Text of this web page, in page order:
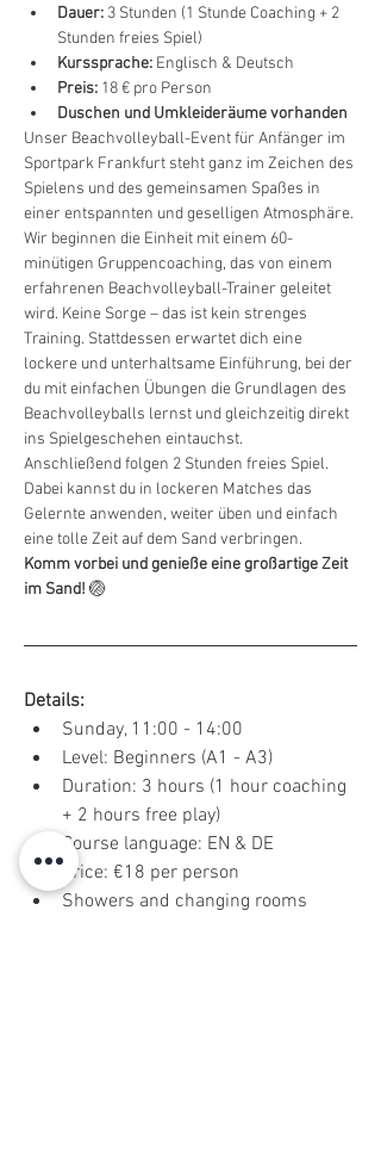
Dauer: 3 Stunden (1 Stunde Coaching + 2
Stunden freies Spiel)
Kurssprache: Englisch & Deutsch
Preis: 18 € pro Person
Duschen und Umkleideräume vorhanden
Unser Beachvolleyball-Event für Anfänger im
Sportpark Frankfurt steht ganz im Zeichen des
Spielens und des gemeinsamen Spaßes in
einer entspannten und geselligen Atmosphäre.
Wir beginnen die Einheit mit einem 60-
minütigen Gruppencoaching, das von einem
erfahrenen Beachvolleyball-Trainer geleitet
wird. Keine Sorge – das ist kein strenges
Training. Stattdessen erwartet dich eine
lockere und unterhaltsame Einführung, bei der
du mit einfachen Übungen die Grundlagen des
Beachvolleyballs lernst und gleichzeitig direkt
ins Spielgeschehen eintauchst.
Anschließend folgen 2 Stunden freies Spiel.
Dabei kannst du in lockeren Matches das
Gelernte anwenden, weiter üben und einfach
eine tolle Zeit auf dem Sand verbringen.
Komm vorbei und genieße eine großartige Zeit
im Sand! 🏐
Details:
Sunday, 11:00 - 14:00
Level: Beginners (A1 - A3)
Duration: 3 hours (1 hour coaching
+ 2 hours free play)
Course language: EN & DE
Price: €18 per person
Showers and changing rooms